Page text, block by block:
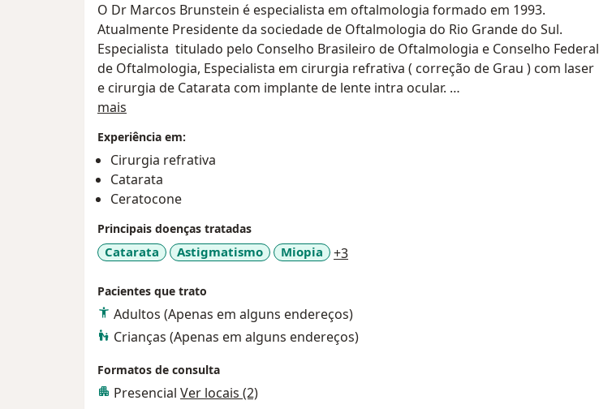
O Dr Marcos Brunstein é especialista em oftalmologia formado em 1993.
Atualmente Presidente da sociedade de Oftalmologia do Rio Grande do Sul.
Especialista titulado pelo Conselho Brasileiro de Oftalmologia e Conselho Federal
de Oftalmologia, Especialista em cirurgia refrativa ( correção de Grau ) com laser
e cirurgia de Catarata com implante de lente intra ocular.
Foi instrutor do departamento de ensino em oftalmologia da Santa Casa de
Porto Alegre por 12 anos
Tem mais de 12 mil cirurgia realizadas!
mais
Experiência em:
Cirurgia refrativa
Catarata
Ceratocone
Principais doenças tratadas
Catarata Astigmatismo Miopia +3a11y_sr_more_diseases
Pacientes que trato
Adultos (Apenas em alguns endereços)
Crianças (Apenas em alguns endereços)
Formatos de consulta
Presencial Ver locais (2)